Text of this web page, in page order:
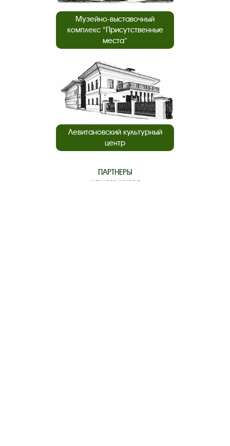
Музейно-выставочный
комплекс “Присутственные
места”
Левитановский культурный
центр
ПАРТНЕРЫ
нашего музея